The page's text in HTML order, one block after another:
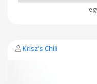
Krisz's Chili